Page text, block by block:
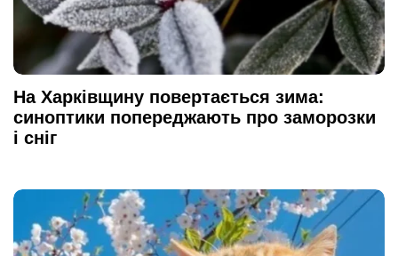
На Харківщину повертається зима:
синоптики попереджають про заморозки
і сніг